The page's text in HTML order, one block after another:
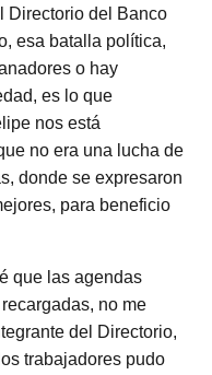
Directorio del Banco
esa batalla política,
o hay
es lo que
nos está
no era una lucha de
donde se expresaron
para beneficio
que las agendas
no me
del Directorio,
trabajadores pudo